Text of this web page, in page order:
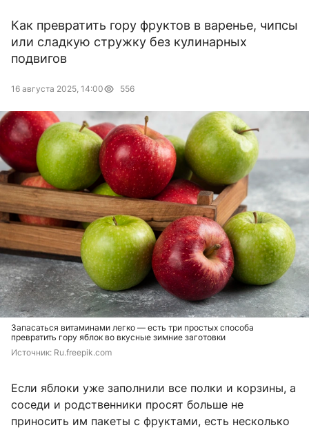
Как превратить гору фруктов в варенье, чипсы
или сладкую стружку без кулинарных
подвигов
16 августа 2025, 14:00 556
Запасаться витаминами легко — есть три простых способа
превратить гору яблок во вкусные зимние заготовки
Источник: Ru.freepik.com
Если яблоки уже заполнили все полки и корзины, а
соседи и родственники просят больше не
приносить им пакеты с фруктами, есть несколько